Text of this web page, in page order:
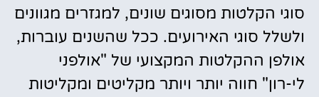
סוגי הקלטות מסוגים שונים, למגזרים מגוונים
ולשלל סוגי האירועים. ככל שהשנים עוברות,
אולפן ההקלטות המקצועי של "אולפני
לי-רון" חווה יותר ויותר מקליטים ומקליטות